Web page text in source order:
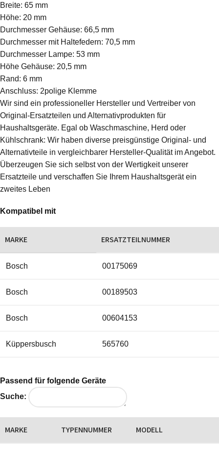
Breite: 65 mm
Höhe: 20 mm
Durchmesser Gehäuse: 66,5 mm
Durchmesser mit Haltefedern: 70,5 mm
Durchmesser Lampe: 53 mm
Höhe Gehäuse: 20,5 mm
Rand: 6 mm
Anschluss: 2polige Klemme
Wir sind ein professioneller Hersteller und Vertreiber von
Original-Ersatzteilen und Alternativprodukten für
Haushaltsgeräte. Egal ob Waschmaschine, Herd oder
Kühlschrank: Wir haben diverse preisgünstige Original- und
Alternativteile in vergleichbarer Hersteller-Qualität im Angebot.
Überzeugen Sie sich selbst von der Wertigkeit unserer
Ersatzteile und verschaffen Sie Ihrem Haushaltsgerät ein
zweites Leben
Kompatibel mit
MARKE ERSATZTEILNUMMER
Bosch 00175069
Bosch 00189503
Bosch 00604153
Küppersbusch 565760
Passend für folgende Geräte
Suche:
MARKE TYPENNUMMER MODELL